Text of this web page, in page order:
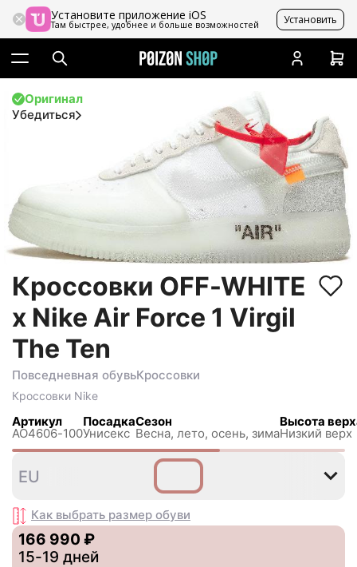
Установите приложение iOS
Там быстрее, удобнее и больше возможностей Установить
Оригинал
Убедиться
Кроссовки OFF-WHITE
x Nike Air Force 1 Virgil
The Ten
Повседневная обувьКроссовки
Кроссовки Nike
Артикул
AO4606-100
Посадка
Унисекс
Сезон
Весна, лето, осень, зима
Высота
Низкий верх
43
EU
Как выбрать размер обуви
166 990 ₽
15-19 дней